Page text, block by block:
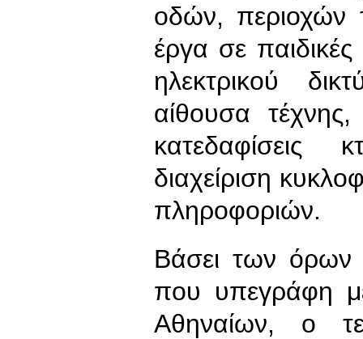
οδών, περιοχών
έργα σε
ηλεκτρικού
αίθουσα
κατεδαφίσεις
διαχείριση
πληροφοριών.
Βάσει των όρων
που υπεγράφη
Αθηναίων, ο